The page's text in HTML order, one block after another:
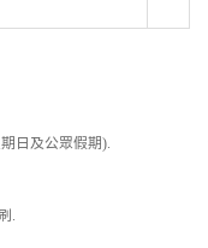
日及公眾假期).
.